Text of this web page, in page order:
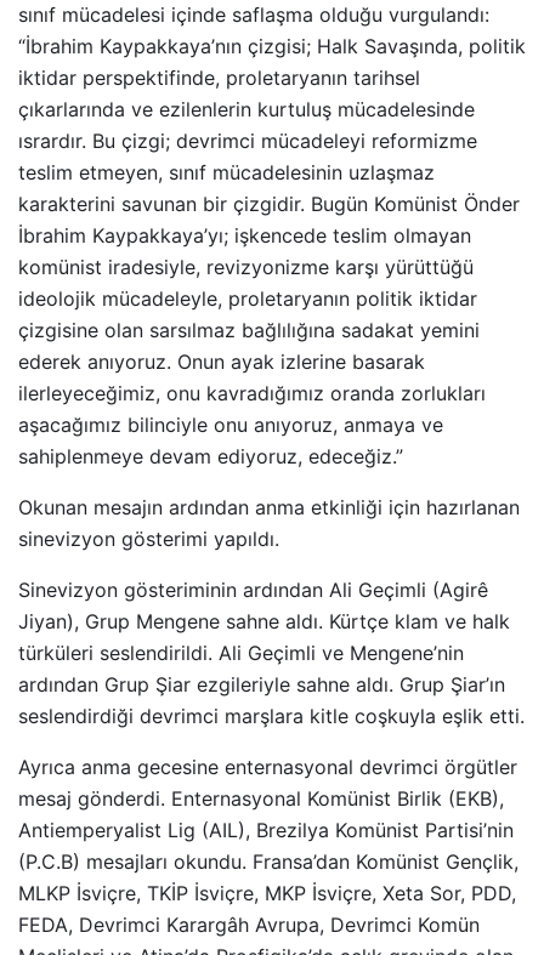
sınıf mücadelesi içinde saflaşma olduğu vurgulandı:
“İbrahim Kaypakkaya’nın çizgisi; Halk Savaşında, politik
iktidar perspektifinde, proletaryanın tarihsel
çıkarlarında ve ezilenlerin kurtuluş mücadelesinde
ısrardır. Bu çizgi; devrimci mücadeleyi reformizme
teslim etmeyen, sınıf mücadelesinin uzlaşmaz
karakterini savunan bir çizgidir. Bugün Komünist Önder
İbrahim Kaypakkaya’yı; işkencede teslim olmayan
komünist iradesiyle, revizyonizme karşı yürüttüğü
ideolojik mücadeleyle, proletaryanın politik iktidar
çizgisine olan sarsılmaz bağlılığına sadakat yemini
ederek anıyoruz. Onun ayak izlerine basarak
ilerleyeceğimiz, onu kavradığımız oranda zorlukları
aşacağımız bilinciyle onu anıyoruz, anmaya ve
sahiplenmeye devam ediyoruz, edeceğiz.”
Okunan mesajın ardından anma etkinliği için hazırlanan
sinevizyon gösterimi yapıldı.
Sinevizyon gösteriminin ardından Ali Geçimli (Agirê
Jiyan), Grup Mengene sahne aldı. Kürtçe klam ve halk
türküleri seslendirildi. Ali Geçimli ve Mengene’nin
ardından Grup Şiar ezgileriyle sahne aldı. Grup Şiar’ın
seslendirdiği devrimci marşlara kitle coşkuyla eşlik etti.
Ayrıca anma gecesine enternasyonal devrimci örgütler
mesaj gönderdi. Enternasyonal Komünist Birlik (EKB),
Antiemperyalist Lig (AIL), Brezilya Komünist Partisi’nin
(P.C.B) mesajları okundu. Fransa’dan Komünist Gençlik,
MLKP İsviçre, TKİP İsviçre, MKP İsviçre, Xeta Sor, PDD,
FEDA, Devrimci Karargâh Avrupa, Devrimci Komün